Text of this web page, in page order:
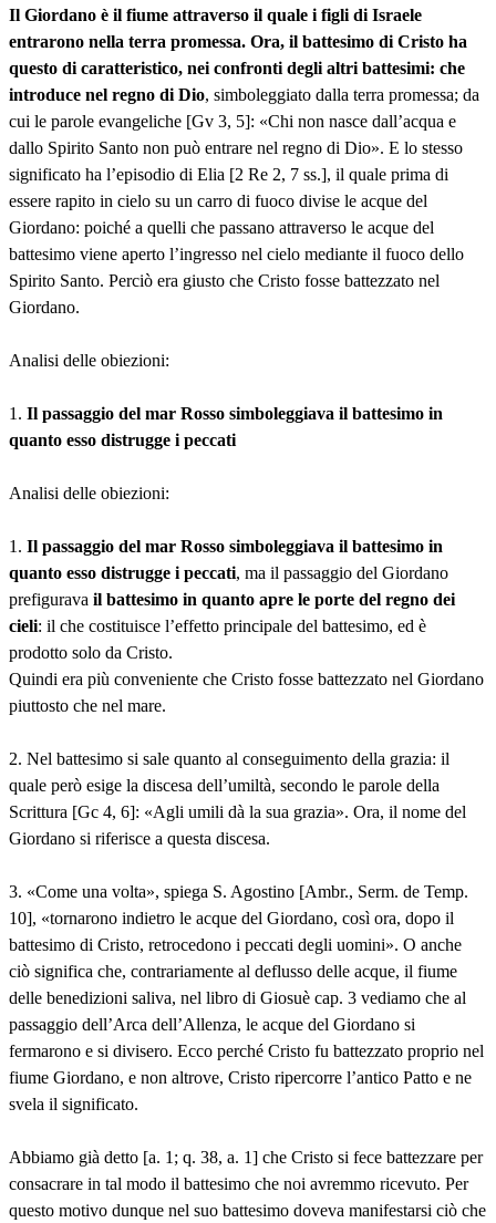
Il Giordano è il fiume attraverso il quale i figli di Israele
entrarono nella terra promessa. Ora, il battesimo di Cristo ha
questo di caratteristico, nei confronti degli altri battesimi: che
introduce nel regno di Dio, simboleggiato dalla terra promessa; da
cui le parole evangeliche [Gv 3, 5]: «Chi non nasce dall’acqua e
dallo Spirito Santo non può entrare nel regno di Dio». E lo stesso
significato ha l’episodio di Elia [2 Re 2, 7 ss.], il quale prima di
essere rapito in cielo su un carro di fuoco divise le acque del
Giordano: poiché a quelli che passano attraverso le acque del
battesimo viene aperto l’ingresso nel cielo mediante il fuoco dello
Spirito Santo. Perciò era giusto che Cristo fosse battezzato nel
Giordano.
Analisi delle obiezioni:
1. Il passaggio del mar Rosso simboleggiava il battesimo in
quanto esso distrugge i peccati
Analisi delle obiezioni:
1. Il passaggio del mar Rosso simboleggiava il battesimo in
quanto esso distrugge i peccati, ma il passaggio del Giordano
prefigurava il battesimo in quanto apre le porte del regno dei
cieli: il che costituisce l’effetto principale del battesimo, ed è
prodotto solo da Cristo.
Quindi era più conveniente che Cristo fosse battezzato nel Giordano
piuttosto che nel mare.
2. Nel battesimo si sale quanto al conseguimento della grazia: il
quale però esige la discesa dell’umiltà, secondo le parole della
Scrittura [Gc 4, 6]: «Agli umili dà la sua grazia». Ora, il nome del
Giordano si riferisce a questa discesa.
3. «Come una volta», spiega S. Agostino [Ambr., Serm. de Temp.
10], «tornarono indietro le acque del Giordano, così ora, dopo il
battesimo di Cristo, retrocedono i peccati degli uomini». O anche
ciò significa che, contrariamente al deflusso delle acque, il fiume
delle benedizioni saliva, nel libro di Giosuè cap. 3 vediamo che al
passaggio dell’Arca dell’Allenza, le acque del Giordano si
fermarono e si divisero. Ecco perché Cristo fu battezzato proprio nel
fiume Giordano, e non altrove, Cristo ripercorre l’antico Patto e ne
svela il significato.
Abbiamo già detto [a. 1; q. 38, a. 1] che Cristo si fece battezzare per
consacrare in tal modo il battesimo che noi avremmo ricevuto. Per
questo motivo dunque nel suo battesimo doveva manifestarsi ciò che